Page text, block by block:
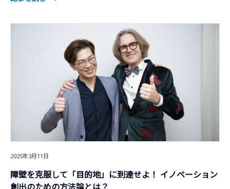
2025年3月11日
障壁を克服して「目的地」に到達せよ！ イノベーション